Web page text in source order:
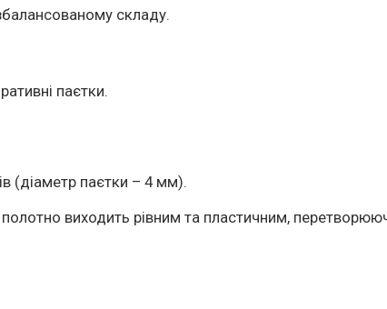
складу.
паєтки.
(діаметр паєтки – 4 мм).
виходить рівним та пластичним,